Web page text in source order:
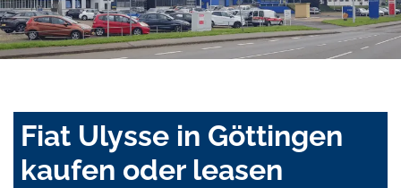
Fiat Ulysse in Göttingen
kaufen oder leasen